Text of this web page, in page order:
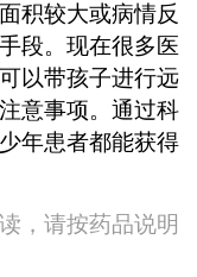
积较大或病情反
段。现在很多医
以带孩子进行远
意事项。通过科
年患者都能获得
，请按药品说明